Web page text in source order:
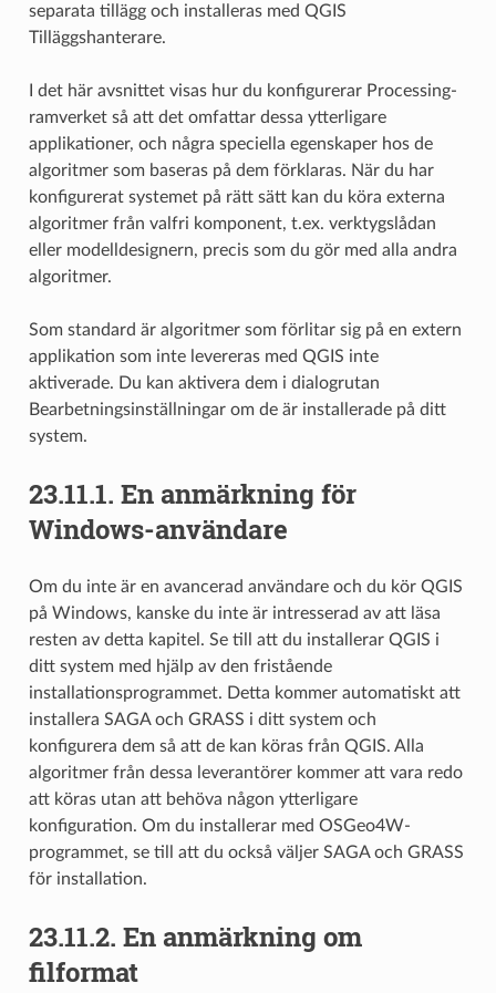
separata tillägg och installeras med QGIS
Tilläggshanterare.
I det här avsnittet visas hur du konfigurerar Processing-
ramverket så att det omfattar dessa ytterligare
applikationer, och några speciella egenskaper hos de
algoritmer som baseras på dem förklaras. När du har
konfigurerat systemet på rätt sätt kan du köra externa
algoritmer från valfri komponent, t.ex. verktygslådan
eller modelldesignern, precis som du gör med alla andra
algoritmer.
Som standard är algoritmer som förlitar sig på en extern
applikation som inte levereras med QGIS inte
aktiverade. Du kan aktivera dem i dialogrutan
Bearbetningsinställningar om de är installerade på ditt
system.
23.11.1. En anmärkning för
Windows-användare
Om du inte är en avancerad användare och du kör QGIS
på Windows, kanske du inte är intresserad av att läsa
resten av detta kapitel. Se till att du installerar QGIS i
ditt system med hjälp av den fristående
installationsprogrammet. Detta kommer automatiskt att
installera SAGA och GRASS i ditt system och
konfigurera dem så att de kan köras från QGIS. Alla
algoritmer från dessa leverantörer kommer att vara redo
att köras utan att behöva någon ytterligare
konfiguration. Om du installerar med OSGeo4W-
programmet, se till att du också väljer SAGA och GRASS
för installation.
23.11.2. En anmärkning om
filformat